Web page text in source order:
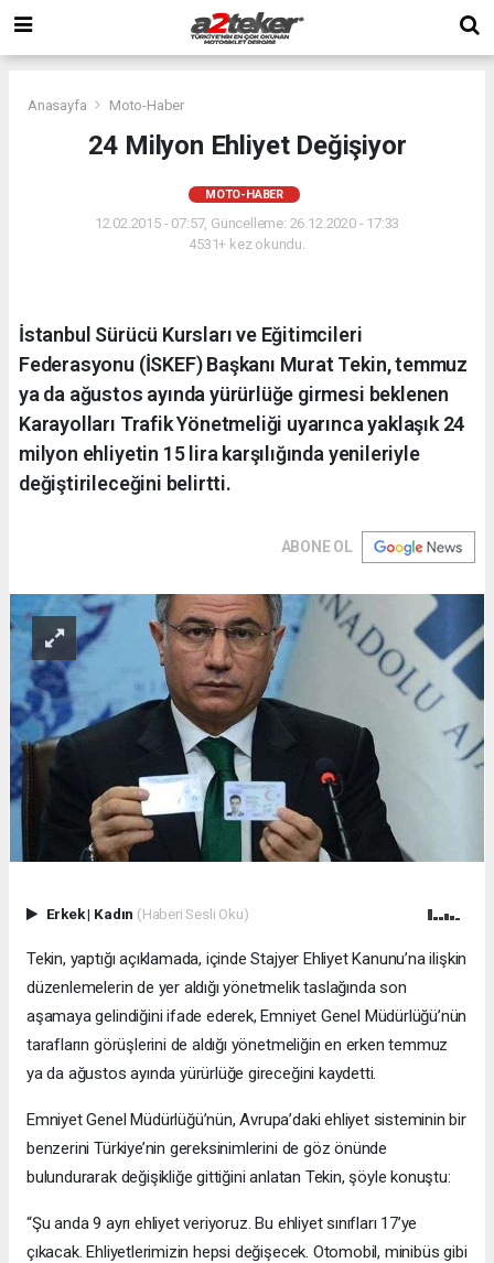
Anasayfa Moto-Haber
24 Milyon Ehliyet Değişiyor
MOTO-HABER
12.02.2015 - 07:57, Güncelleme: 26.12.2020 - 17:33
4531+ kez okundu.
İstanbul Sürücü Kursları ve Eğitimcileri
Federasyonu (İSKEF) Başkanı Murat Tekin, temmuz
ya da ağustos ayında yürürlüğe girmesi beklenen
Karayolları Trafik Yönetmeliği uyarınca yaklaşık 24
milyon ehliyetin 15 lira karşılığında yenileriyle
değiştirileceğini belirtti.
ABONE OL
Erkek| Kadın (Haberi Sesli Oku)
Tekin, yaptığı açıklamada, içinde Stajyer Ehliyet Kanunu’na ilişkin
düzenlemelerin de yer aldığı yönetmelik taslağında son
aşamaya gelindiğini ifade ederek, Emniyet Genel Müdürlüğü’nün
tarafların görüşlerini de aldığı yönetmeliğin en erken temmuz
ya da ağustos ayında yürürlüğe gireceğini kaydetti.
Emniyet Genel Müdürlüğü’nün, Avrupa’daki ehliyet sisteminin bir
benzerini Türkiye’nin gereksinimlerini de göz önünde
bulundurarak değişikliğe gittiğini anlatan Tekin, şöyle konuştu:
“Şu anda 9 ayrı ehliyet veriyoruz. Bu ehliyet sınıfları 17’ye
çıkacak. Ehliyetlerimizin hepsi değişecek. Otomobil, minibüs gibi